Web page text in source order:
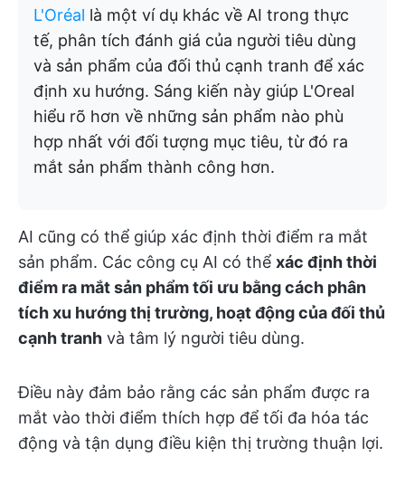
L'Oréal là một ví dụ khác về AI trong thực
tế, phân tích đánh giá của người tiêu dùng
và sản phẩm của đối thủ cạnh tranh để xác
định xu hướng. Sáng kiến này giúp L'Oreal
hiểu rõ hơn về những sản phẩm nào phù
hợp nhất với đối tượng mục tiêu, từ đó ra
mắt sản phẩm thành công hơn.
AI cũng có thể giúp xác định thời điểm ra mắt
sản phẩm. Các công cụ AI có thể xác định thời
điểm ra mắt sản phẩm tối ưu bằng cách phân
tích xu hướng thị trường, hoạt động của đối thủ
cạnh tranh và tâm lý người tiêu dùng.
Điều này đảm bảo rằng các sản phẩm được ra
mắt vào thời điểm thích hợp để tối đa hóa tác
động và tận dụng điều kiện thị trường thuận lợi.